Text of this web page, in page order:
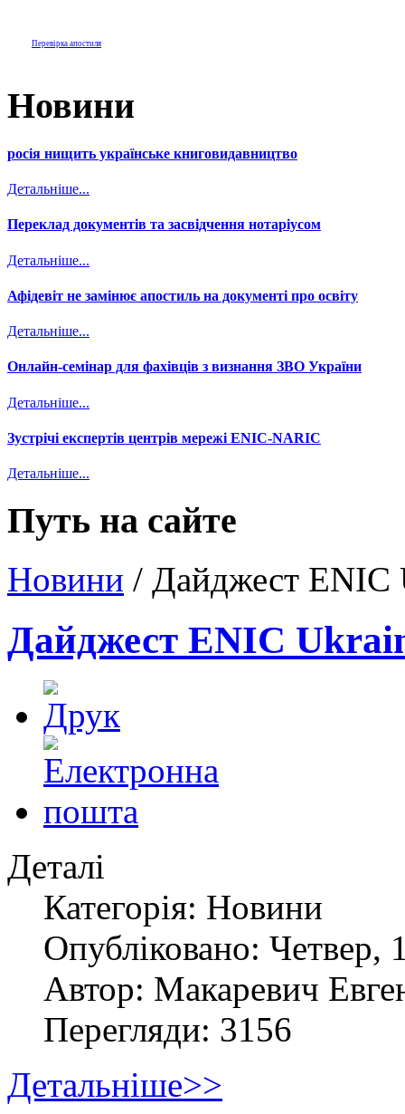
Перевірка апостиля
Новини
росія нищить українське книговидавництво
Детальніше...
Переклад документів та засвідчення нотаріусом
Детальніше...
Афідевіт не замінює апостиль на документі про освіту
Детальніше...
Онлайн-семінар для фахівців з визнання ЗВО України
Детальніше...
Зустрічі експертів центрів мережі ENIC-NARIC
Детальніше...
Путь на сайте
Новини / Дайджест ENIC
Дайджест ENIC
Деталі
Категорія: Новини
Опубліковано: Четвер,
Автор: Макаревич
Перегляди: 3156
Детальніше>>